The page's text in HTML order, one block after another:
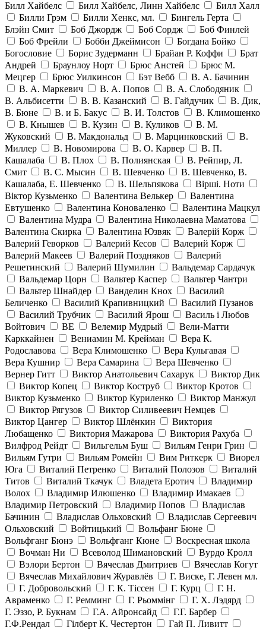
Билл Хайбелс
Билл Хайбелс, Линн Хайбелс
Билл Халл
Билли Грэм
Билли Хенкс, мл.
Бингель Герта
Блэйн Смит
Боб Джордж Боб Сордж
Боб Финлей
Боб Фрейли
Бобби Джеймисон
Богдана Бойко
Богословие
Борис Зудерманн Брайан Р. Коффи
Брат
Андрей
Браунлоу Норт Брюс Анстей
Брюс М.
Мецгер
Брюс Уилкинсон Бэт Вебб
В. А. Бачинин
В. А. Маркевич
В. А. Попов
В. А. Слободяник
В. Альбисетти
В. В. Казанский В. Гайдучик
В. Дик,
В. Бюне
В. и Б. Бакус В. И. Толстов
В. Климошенко
В. Кнышев
В. Кузин В. Куликов
В. М.
Жуковский
В. Макдональд В. Марцинковский
В.
Миллер
В. Новомирова В. О. Карвер
В. П.
Кашалаба
В. Плох В. Полиянская
В. Рейпир, Л.
Смит
В. С. Мысин В. Шевченко
В. Шевченко, В.
Кашалаба, Е. Шевченко
В. Шельпякова
Вiршi. Ноти
Віктор Кузьменко
Валентина Велькер
Валентина
Евтушенко
Валентина Коноваленко
Валентина Мацкул
Валентина Мудра
Валентина Николаевна Маматова
Валентина Скирка
Валентина Юзвяк
Валерій Корж
Валерий Геворков
Валерий Кесов
Валерий Корж
Валерий Макеев
Валерий Поздняков
Валерий
Решетинский
Валерий Шумилин
Вальдемар Сардачук
Вальдемар Цорн
Вальтер Каспер
Вальтер Чантри
Вальтер Шнайдер
Ванделин Кнох
Василий
Беличенко
Василий Крапивницкий
Василий Пузанов
Василий Трубчик
Василий Ярош
Василь і Любов
Войтович
ВЕ Велемир Мудрый
Вели-Матти
Карккайнен
Вениамин М. Крейман
Вера К.
Родославова
Вера Климошенко
Вера Кульгавая
Вера Кушнир
Вера Самарина
Вера Шевченко
Вернер Гитт
Виктор Анатольевич Сахарук
Виктор Дик
Виктор Копец
Виктор Коструб
Виктор Кротов
Виктор Кузьменко
Виктор Куриленко
Виктор Манжул
Виктор Рягузов
Виктор Силивеевич Немцев
Виктор Цангер
Виктор Шлёнкин
Виктория
Любащенко
Виктория Мажарова
Виктория Рахуба
Вилфрод Рейдт
Вильгельм Буш
Вильям Генри Грин
Вильям Гутри
Вильям Ромейн Вим Риткерк
Виорел
Юга
Виталий Петренко Виталий Полозов
Виталий
Титов
Виталий Ткачук Владета Еротич
Владимир
Волох
Владимир Илюшенко
Владимир Имакаев
Владимир Петровский
Владимир Попов
Владислав
Бачинин
Владислав Ольховский
Владислав Сергеевич
Ольховский
Войтицький
Вольфанг Бюне
Вольфганг Бюнэ
Вольфганг Кюне
Воскресная школа
Вочман Ни
Всеволод Шимановский
Вурдо Кролл
Вэлори Бертон
Вячеслав Дмитриев
Вячеслав Когут
Вячеслав Михайлович Журавлёв
Г. Виске, Г. Левен мл.
Г. Добровольский
Г. К. Тiссен Г. Курц
Г. Н.
Авраменко
Г. Ремминг Г. Рьоммінг
Г. Х. Лэдярд
Г. Эззо, Р. Букнам
Г.А. Айронсайд
Г.Г. Барбер
Г.Ф.Рендал
Гілберт К. Честертон
Гай П. Ливитт